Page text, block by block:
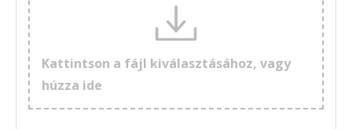
Kattintson a fájl kiválasztásához, vagy
húzza ide